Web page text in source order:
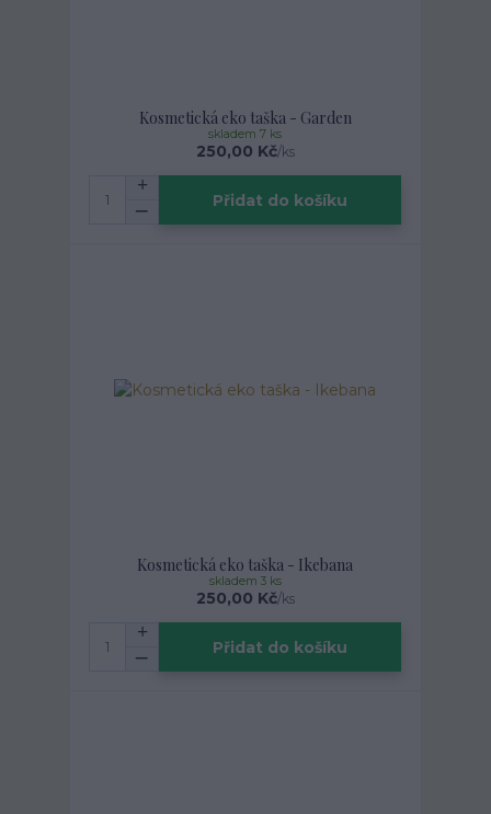
Kosmetická eko taška - Garden
250,00 Kč/ks
skladem 7 ks
Přidat do košíku
Kosmetická eko taška - Ikebana
250,00 Kč/ks
skladem 3 ks
Přidat do košíku